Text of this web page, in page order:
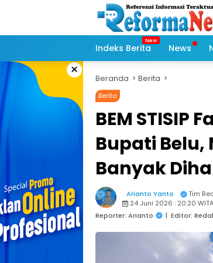
Indeks Berita News
× Beranda Berita
Berita
BEM STISIP
Bupati Belu,
Banyak
Arianto Yanto
Tim
24 Juni 2026 : 20:20 WITA
Reporter: Arianto
| Editor: